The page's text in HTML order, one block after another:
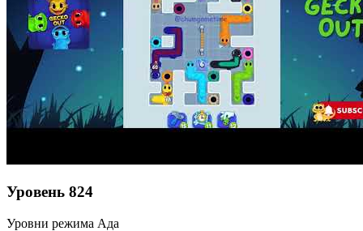
Уровень 824
Уровни режима Ада